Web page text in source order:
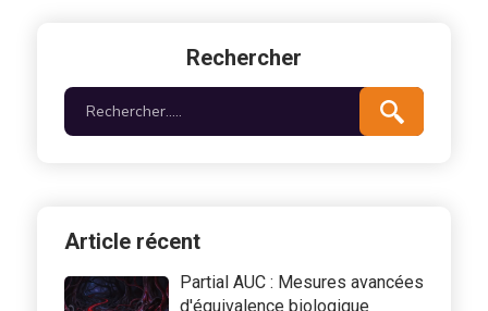
Rechercher
Article récent
Partial AUC : Mesures avancées
d'équivalence biologique